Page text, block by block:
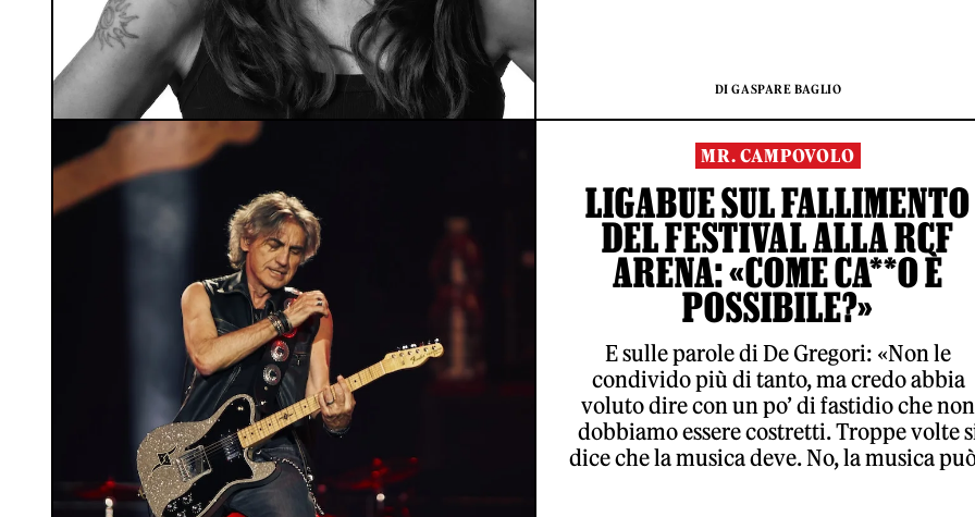
DI GASPARE BAGLIO
MR. CAMPOVOLO
LIGABUE SUL FALLIMENTO
DEL FESTIVAL ALLA RCF
ARENA: «COME CA**O È
POSSIBILE?»
E sulle parole di De Gregori: «Non le
condivido più di tanto, ma credo abbia
voluto dire con un po’ di fastidio che non
dobbiamo essere costretti. Troppe volte
dice che la musica deve. No, la musica